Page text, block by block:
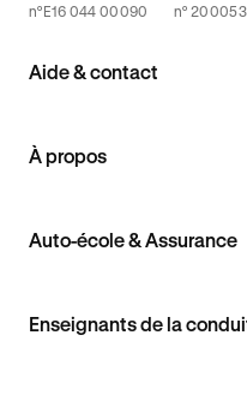
Aide & contact
À propos
Auto-école & Assurance
Enseignants de la
n°E16 044 00090 n°